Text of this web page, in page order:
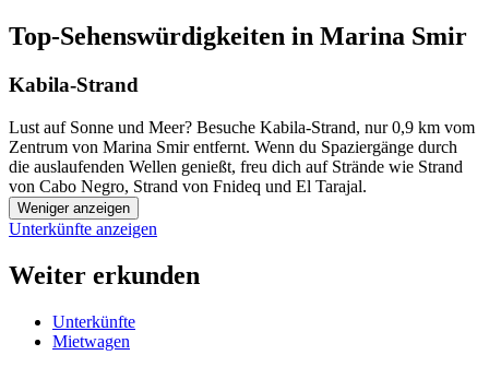
Top-Sehenswürdigkeiten in Marina Smir
Kabila-Strand
Lust auf Sonne und Meer? Besuche Kabila-Strand, nur 0,9 km vom
Zentrum von Marina Smir entfernt. Wenn du Spaziergänge durch
die auslaufenden Wellen genießt, freu dich auf Strände wie Strand
von Cabo Negro, Strand von Fnideq und El Tarajal.
Weniger anzeigen
Unterkünfte anzeigen
Weiter erkunden
Unterkünfte
Mietwagen